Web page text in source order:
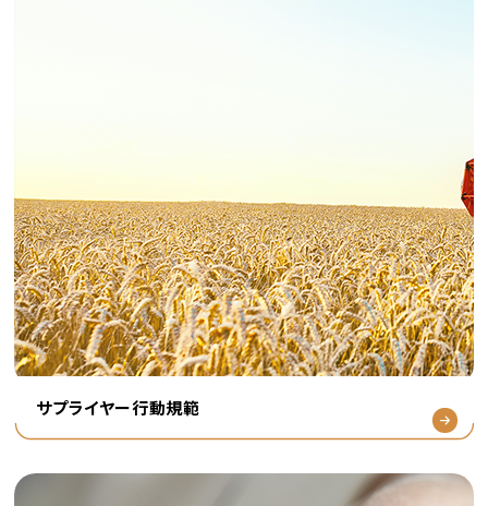
サプライヤー行動規範